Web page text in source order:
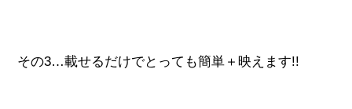
その3…載せるだけでとっても簡単＋映えます!!